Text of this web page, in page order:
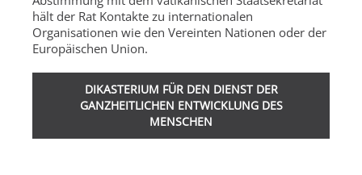
hält der Rat Kontakte zu internationalen
Organisationen wie den Vereinten Nationen oder der
Europäischen Union.
DIKASTERIUM FÜR DEN DIENST DER
GANZHEITLICHEN ENTWICKLUNG DES
MENSCHEN